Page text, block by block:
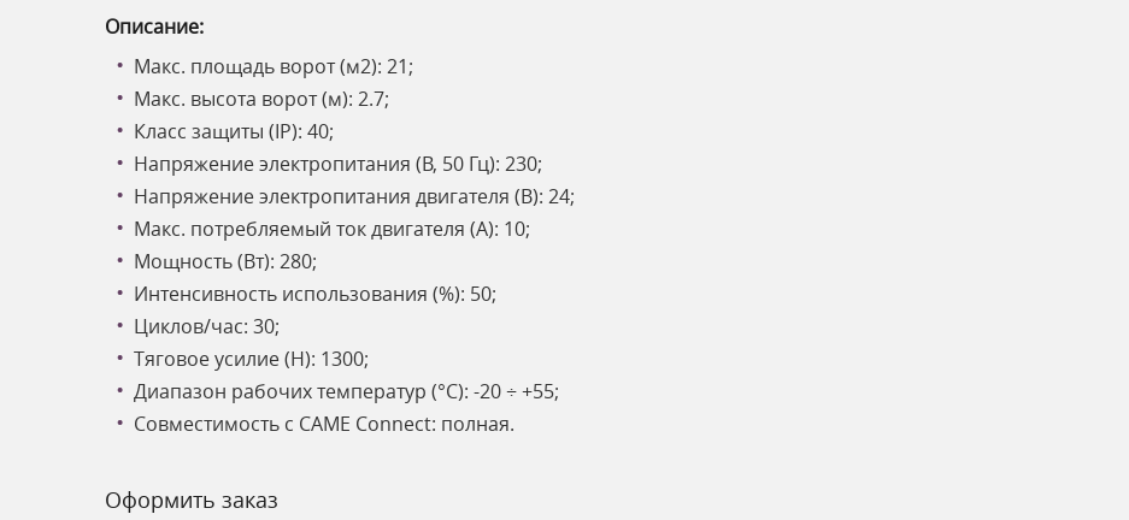
Описание:
Макс. площадь ворот (м2): 21;
Макс. высота ворот (м): 2.7;
Класс защиты (IP): 40;
Напряжение электропитания (В, 50 Гц): 230;
Напряжение электропитания двигателя (В): 24;
Макс. потребляемый ток двигателя (A): 10;
Мощность (Вт): 280;
Интенсивность использования (%): 50;
Циклов/час: 30;
Тяговое усилие (Н): 1300;
Диапазон рабочих температур (°C): -20 ÷ +55;
Совместимость с CAME Connect: полная.
Оформить заказ